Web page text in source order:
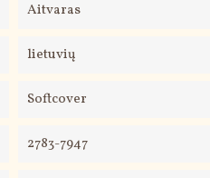
Aitvaras
lietuvių
Softcover
2783-7947